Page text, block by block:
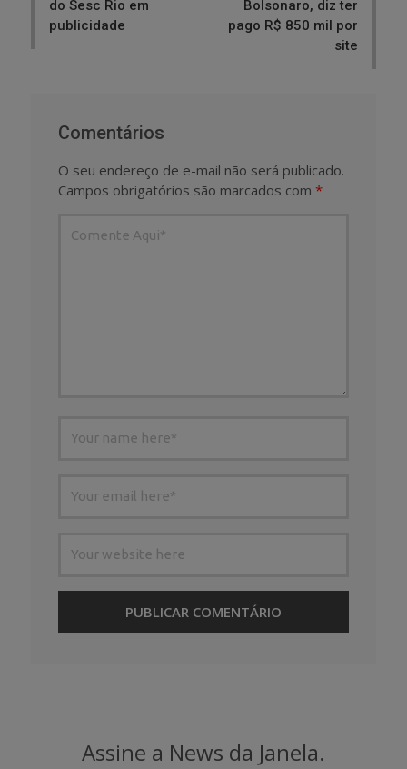
do Sesc Rio em
publicidade
Bolsonaro, diz ter
pago R$ 850 mil por
site
Comentários
O seu endereço de e-mail não será publicado.
Campos obrigatórios são marcados com *
Assine a News da Janela.